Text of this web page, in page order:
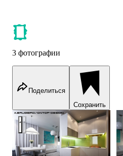
3 фотографии
Поделиться
Сохранить
Кухня PRESTIGE